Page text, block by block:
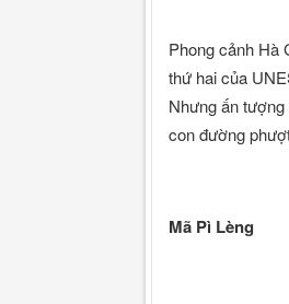
Phong cảnh Hà
thứ hai của
Nhưng ấn
con đường
Mã Pì Lèng